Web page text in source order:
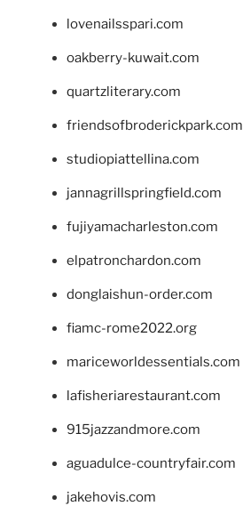
lovenailsspari.com
oakberry-kuwait.com
quartzliterary.com
friendsofbroderickpark.com
studiopiattellina.com
jannagrillspringfield.com
fujiyamacharleston.com
elpatronchardon.com
donglaishun-order.com
fiamc-rome2022.org
mariceworldessentials.com
lafisheriarestaurant.com
915jazzandmore.com
aguadulce-countryfair.com
jakehovis.com